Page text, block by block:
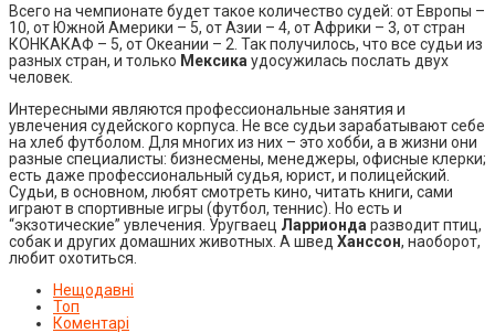
Всего на чемпионате будет такое количество судей: от Европы –
10, от Южной Америки – 5, от Азии – 4, от Африки – 3, от стран
КОНКАКАФ – 5, от Океании – 2. Так получилось, что все судьи из
разных стран, и только Мексика удосужилась послать двух
человек.
Интересными являются профессиональные занятия и
увлечения судейского корпуса. Не все судьи зарабатывают себе
на хлеб футболом. Для многих из них – это хобби, а в жизни они
разные специалисты: бизнесмены, менеджеры, офисные клерки;
есть даже профессиональный судья, юрист, и полицейский.
Судьи, в основном, любят смотреть кино, читать книги, сами
играют в спортивные игры (футбол, теннис). Но есть и
“экзотические” увлечения. Уругваец Ларрионда разводит птиц,
собак и других домашних животных. А швед Ханссон, наоборот,
любит охотиться.
Нещодавні
Топ
Коментарі